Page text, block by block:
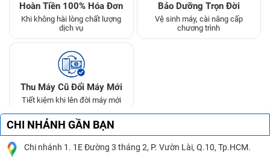
Hoàn Tiền 100% Hóa Đơn
Khi không hài lòng chất lượng
dịch vụ
Bảo Dưỡng Trọn Đời
Vệ sinh máy, cài nâng cấp
chương trình
Thu Máy Cũ Đổi Máy Mới
Tiết kiệm khi lên đời máy mới
CHI NHÁNH GẦN BẠN
Chi nhánh 1. 1E Đường 3 tháng 2, P. Vườn Lài, Q.10, Tp.HCM.